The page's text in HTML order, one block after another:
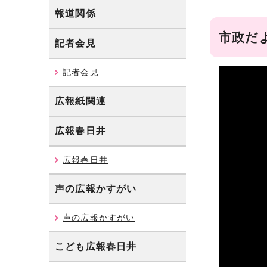
市政だ
報道関係
記者会見
記者会見
広報紙関連
広報春日井
広報春日井
声の広報かすがい
声の広報かすがい
こども広報春日井